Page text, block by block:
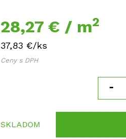
28,27 € / m2
37,83 €/ks
Ceny s DPH
-
SKLADOM